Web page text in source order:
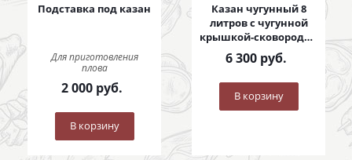
Подставка под казан
Для приготовления
плова
2 000руб.
В корзину
Казан чугунный 8
литров с чугунной
крышкой-сковородой
8 литров
6 300руб.
В корзину